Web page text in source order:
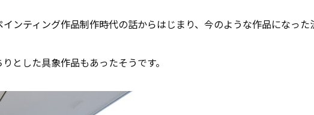
ンティング作品制作時代の話からはじまり、今のような作品になっ
とした具象作品もあったそうです。